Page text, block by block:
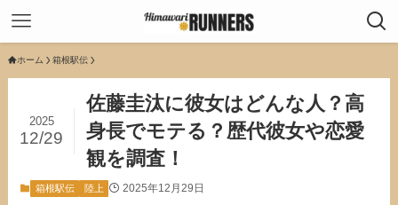
ホーム 箱根駅伝
佐藤圭汰に彼女はどんな人？高
身長でモテる？歴代彼女や恋愛
観を調査！
2025
12/29
箱根駅伝 陸上 2025年12月29日